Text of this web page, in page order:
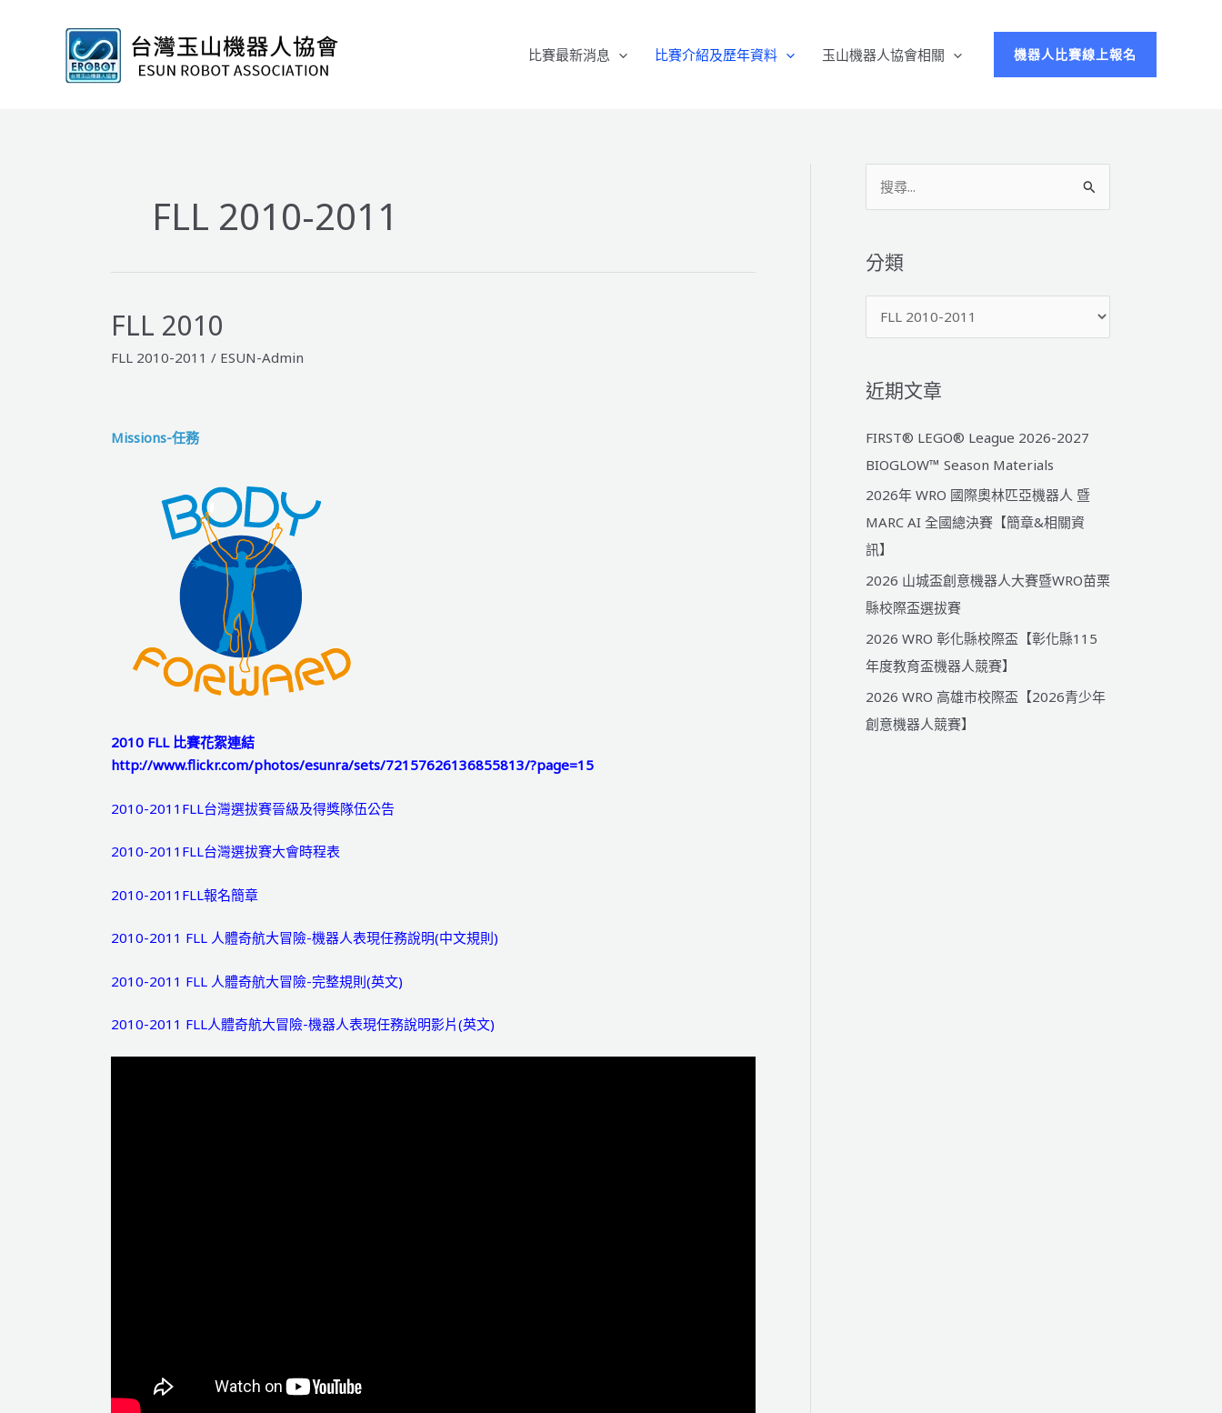
比賽最新消息 比賽介紹及歷年資料 玉山機器人協會相關 機器人比賽線上報名
FLL 2010-2011
FLL 2010
FLL 2010-2011 / ESUN-Admin
Missions-任務
2010 FLL 比賽花絮連結
http://www.flickr.com/photos/esunra/sets/72157626136855813/?page=15
2010-2011FLL台灣選拔賽晉級及得獎隊伍公告
2010-2011FLL台灣選拔賽大會時程表
2010-2011FLL報名簡章
2010-2011 FLL 人體奇航大冒險-機器人表現任務說明(中文規則)
2010-2011 FLL 人體奇航大冒險-完整規則(英文)
2010-2011 FLL人體奇航大冒險-機器人表現任務說明影片(英文)
鍵
分類
類
近期文章
FIRST® LEGO® League 2026-2027
BIOGLOW™ Season Materials
2026年 WRO 國際奧林匹亞機器人 暨
MARC AI 全國總決賽【簡章&相關資
訊】
2026 山城盃創意機器人大賽暨WRO苗栗
縣校際盃選拔賽
2026 WRO 彰化縣校際盃【彰化縣115
年度教育盃機器人競賽】
2026 WRO 高雄市校際盃【2026青少年
創意機器人競賽】